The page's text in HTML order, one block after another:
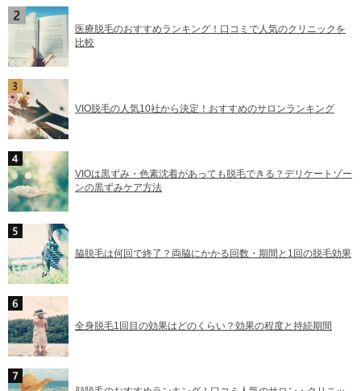
医療脱毛のおすすめランキング！口コミで人気のクリニックを
比較
VIO脱毛の人気10社から決定！おすすめのサロンランキング
VIOは黒ずみ・色素沈着があっても脱毛できる？デリケートゾー
ンの黒ずみケア方法
脇脱毛は何回で終了？両脇にかかる回数・期間と1回の脱毛効果
全身脱毛1回目の効果はどのくらい？効果の程度と持続期間